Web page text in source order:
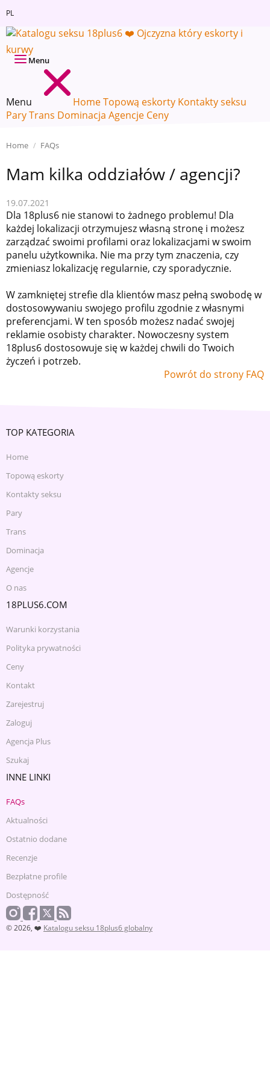
PL
Menu
Menu HomeTopową eskorty Kontakty seksu
ParyTrans Dominacja Agencje Ceny
Home FAQs
Mam kilka oddziałów / agencji?
19.07.2021
Dla 18plus6 nie stanowi to żadnego problemu! Dla
każdej lokalizacji otrzymujesz własną stronę i możesz
zarządzać swoimi profilami oraz lokalizacjami w swoim
panelu użytkownika. Nie ma przy tym znaczenia, czy
zmieniasz lokalizację regularnie, czy sporadycznie.
W zamkniętej strefie dla klientów masz pełną swobodę w
dostosowywaniu swojego profilu zgodnie z własnymi
preferencjami. W ten sposób możesz nadać swojej
reklamie osobisty charakter. Nowoczesny system
18plus6 dostosowuje się w każdej chwili do Twoich
życzeń i potrzeb.
Powrót do strony FAQ
TOP KATEGORIA
Home
Topową eskorty
Kontakty seksu
Pary
Trans
Dominacja
Agencje
O nas
18PLUS6.COM
Warunki korzystania
Polityka prywatności
Ceny
Kontakt
Zarejestruj
Zaloguj
Agencja Plus
Szukaj
INNE LINKI
FAQs
Aktualności
Ostatnio dodane
Recenzje
Bezpłatne profile
Dostępność
© 2026, ❤️ Katalogu seksu 18plus6 globalny